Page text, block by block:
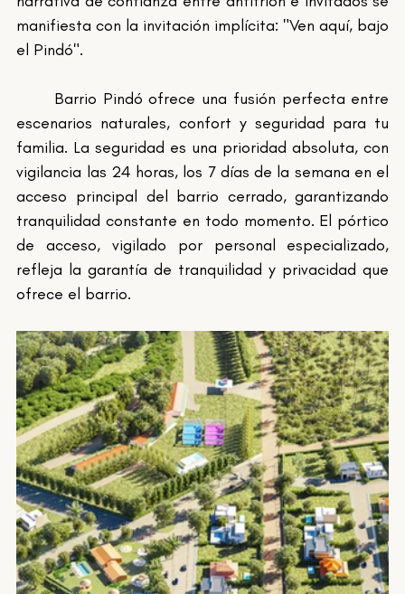
manifiesta con la invitación implícita: "Ven aquí, bajo
el Pindó".
escenarios naturales, confort y seguridad para tu
familia. La seguridad es una prioridad absoluta, con
vigilancia las 24 horas, los 7 días de la semana en el
acceso principal del barrio cerrado, garantizando
tranquilidad constante en todo momento. El pórtico
de acceso, vigilado por personal especializado,
refleja la garantía de tranquilidad y privacidad que
ofrece el barrio.